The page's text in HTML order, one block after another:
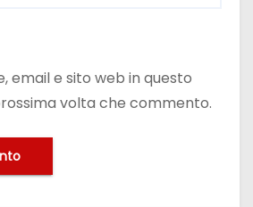
email e sito web in questo
volta che commento.